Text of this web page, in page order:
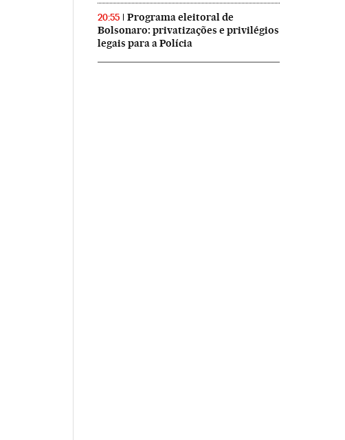
20:55
Programa eleitoral de
Bolsonaro: privatizações e privilégios
legais para a Polícia